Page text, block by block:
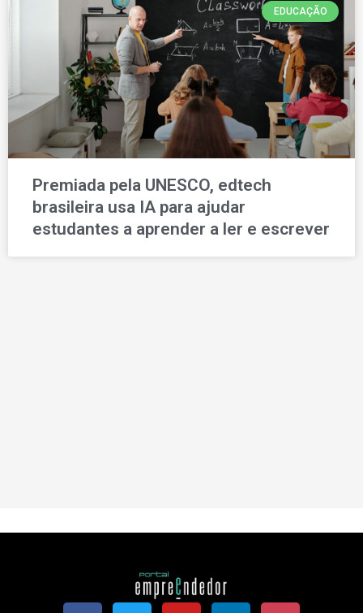
EDUCAÇÃO
Premiada pela UNESCO, edtech
brasileira usa IA para ajudar
estudantes a aprender a ler e escrever